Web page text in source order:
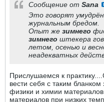
Сообщение от Sana
Это говорят
журнальным бредом.
Опыт же зимнего
зимнего штекера
летом, осенью и
неадекватных
Прислушаемся к
вести себя с таким
физики и химии
материалов при низких